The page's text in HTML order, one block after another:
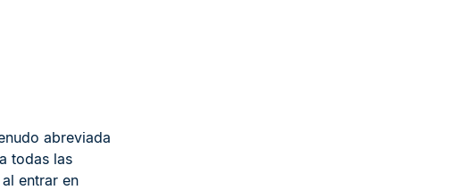
abreviada
todas las
entrar en